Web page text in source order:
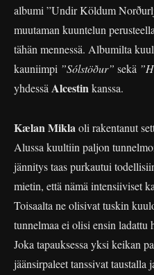
albumi ”Undir Köldum
muutaman kuuntelun
tähän mennessä. Albumilta
kauniimpi ”Sólstöður” sekä
yhdessäAlcestinkanssa.
Kælan Miklaoli rakentanut
Alussa kuultiin paljon
jännitys taas purkautui
mietin, että nämä intensiiviset
Toisaalta ne olisivat tuskin
tunnelmaa ei olisi ensin ladattu
Joka tapauksessa yksi keikan
jäänsirpaleet tanssivat